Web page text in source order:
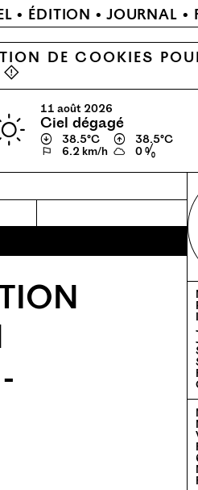
ÉDITION JOURNAL
DE COOKIES
⚠
11 août 2026
ciel dégagé
↓ 38.5℃ ↑
38.5℃
⚐
6.2 km/h 0 %